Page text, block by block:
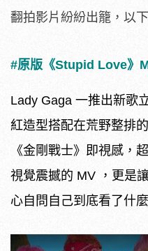
翻拍影片紛紛出籠，以
#原版《Stupid Love》
Lady Gaga 一推出新歌
紅造型搭配在荒野整排
《金剛戰士》即視感，
視覺震撼的 MV ，更是
心自問自己到底看了什麼